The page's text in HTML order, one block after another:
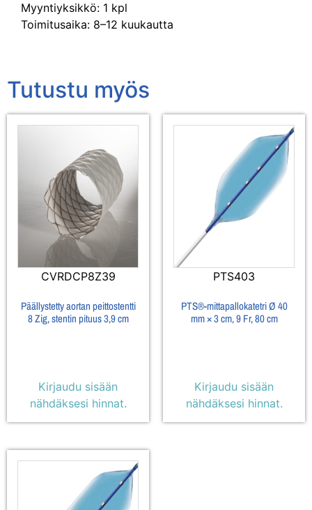
Myyntiyksikkö: 1 kpl
Toimitusaika: 8–12 kuukautta
Tutustu myös
CVRDCP8Z39
Päällystetty aortan peittostentti
8 Zig, stentin pituus 3,9 cm
Kirjaudu sisään
nähdäksesi hinnat.
PTS403
PTS®-mittapallokatetri Ø 40
mm × 3 cm, 9 Fr, 80 cm
Kirjaudu sisään
nähdäksesi hinnat.